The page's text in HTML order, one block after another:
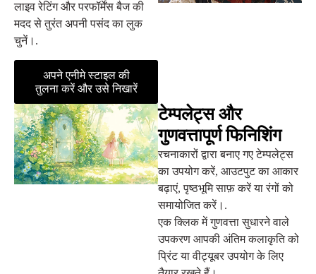
लाइव रेटिंग और परफॉर्मेंस बैज की
मदद से तुरंत अपनी पसंद का लुक
चुनें।.
अपने एनीमे स्टाइल की
तुलना करें और उसे निखारें
टेम्पलेट्स और
गुणवत्तापूर्ण फिनिशिंग
रचनाकारों द्वारा बनाए गए टेम्पलेट्स
का उपयोग करें, आउटपुट का आकार
बढ़ाएं, पृष्ठभूमि साफ़ करें या रंगों को
समायोजित करें।.
एक क्लिक में गुणवत्ता सुधारने वाले
उपकरण आपकी अंतिम कलाकृति को
प्रिंट या वीट्यूबर उपयोग के लिए